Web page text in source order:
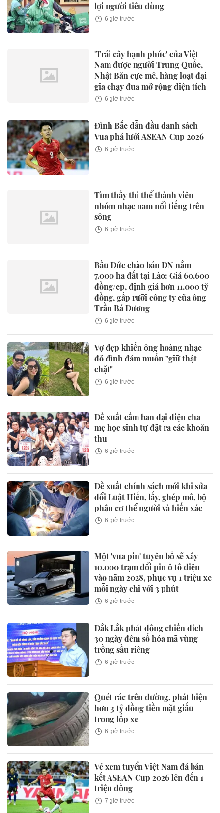
lợi người tiêu dùng
6 giờ trước
'Trái cây hạnh phúc' của Việt
Nam được người Trung Quốc,
Nhật Bản cực mê, hàng loạt đại
gia chạy đua mở rộng diện tích
6 giờ trước
Đình Bắc dẫn đầu danh sách
Vua phá lưới ASEAN Cup 2026
6 giờ trước
Tìm thấy thi thể thành viên
nhóm nhạc nam nổi tiếng trên
sông
6 giờ trước
Bầu Đức chào bán DN nắm
7.000 ha đất tại Lào: Giá 60.600
đồng/cp, định giá hơn 11.000 tỷ
đồng, gấp rưỡi công ty của ông
Trần Bá Dương
6 giờ trước
Vợ đẹp khiến ông hoàng nhạc
đỏ đình đám muốn "giữ thật
chặt"
6 giờ trước
Đề xuất cấm ban đại diện cha
mẹ học sinh tự đặt ra các khoản
thu
6 giờ trước
Đề xuất chính sách mới khi sửa
đổi Luật Hiến, lấy, ghép mô, bộ
phận cơ thể người và hiến xác
6 giờ trước
Một 'vua pin' tuyên bố sẽ xây
10.000 trạm đổi pin ô tô điện
vào năm 2028, phục vụ 1 triệu xe
mỗi ngày chỉ với 3 phút
6 giờ trước
Đắk Lắk phát động chiến dịch
30 ngày đêm số hóa mã vùng
trồng sầu riêng
6 giờ trước
Quét rác trên đường, phát hiện
hơn 3 tỷ đồng tiền mặt giấu
trong lốp xe
6 giờ trước
Vé xem tuyển Việt Nam đá bán
kết ASEAN Cup 2026 lên đến 1
triệu đồng
7 giờ trước